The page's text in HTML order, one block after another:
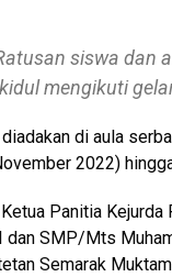
siswa dan
mengikuti
di aula
2022)
Panitia
SMP/Mts
Semarak